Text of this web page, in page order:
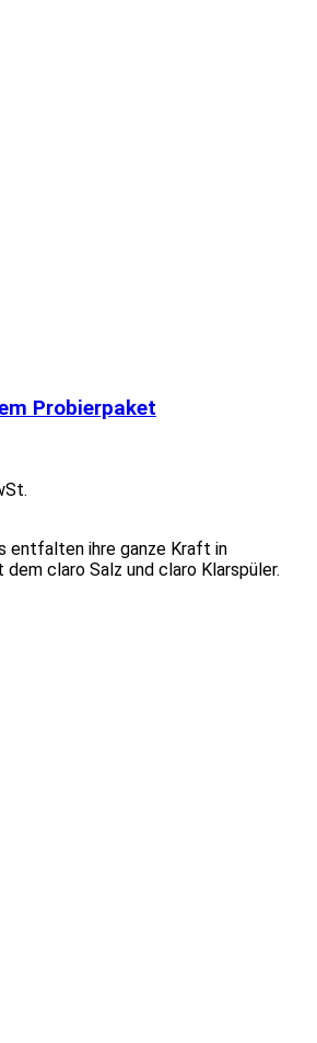
Probierpaket
entfalten ihre ganze Kraft in
dem claro Salz und claro Klarspüler.